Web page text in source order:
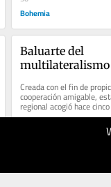
Bohemia
Baluarte del
multilateralismo
Creada con el fin de
cooperación amigable,
regional acogió hace
a Cuba La entrada